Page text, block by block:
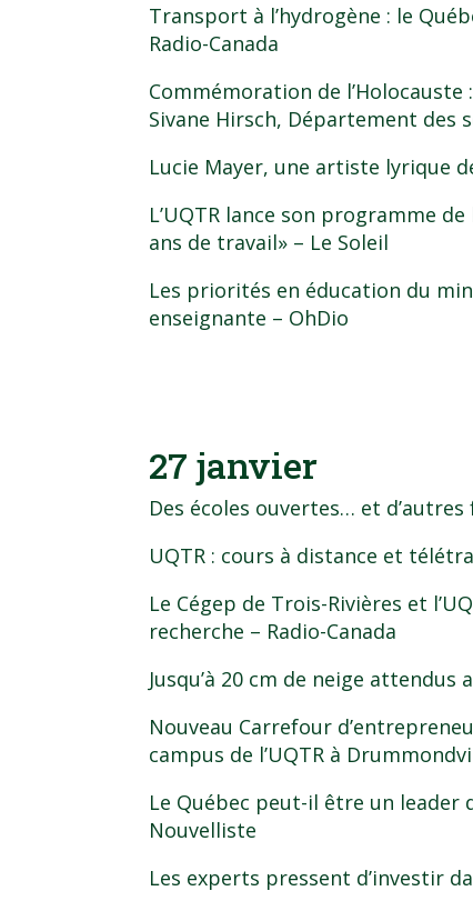
Transport à l’hydrogène : le
Radio-Canada
Commémoration de
Sivane Hirsch, Département des
Lucie Mayer, une artiste lyrique
L’UQTR lance son programme
ans de travail» – Le Soleil
Les priorités en éducation du
enseignante – OhDio
27 janvier
Des écoles ouvertes… et d’autres
UQTR : cours à distance et
Le Cégep de Trois-Rivières et
recherche – Radio-Canada
Jusqu’à 20 cm de neige attendus
Nouveau Carrefour
campus de l’UQTR à
Le Québec peut-il être un leader
Nouvelliste
Les experts pressent d’investir